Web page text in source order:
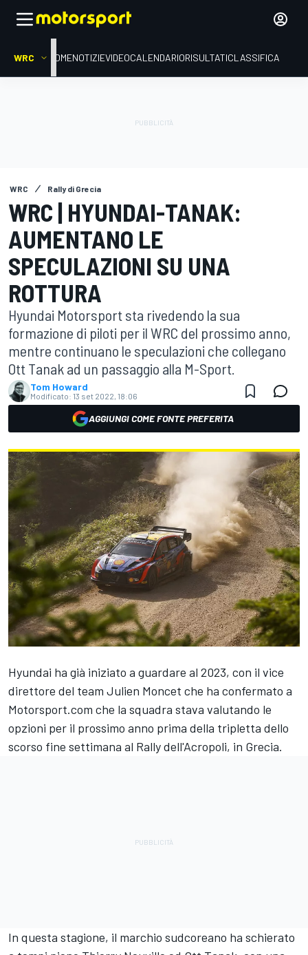
WRC HOMENOTIZIEVIDEOCALENDARIORISULTATICLASSIFICA
WRC Rally di Grecia
WRC | HYUNDAI-TANAK:
AUMENTANO LE
SPECULAZIONI SU UNA
ROTTURA
Hyundai Motorsport sta rivedendo la sua
formazione di piloti per il WRC del prossimo anno,
mentre continuano le speculazioni che collegano
Ott Tanak ad un passaggio alla M-Sport.
Tom Howard
Modificato: 13 set 2022, 18:06
AGGIUNGI COME FONTE PREFERITA
Hyundai ha già iniziato a guardare al 2023, con il vice
direttore del team Julien Moncet che ha confermato a
Motorsport.com che la squadra stava valutando le
opzioni per il prossimo anno prima della tripletta dello
scorso fine settimana al Rally dell'Acropoli, in Grecia.
In questa stagione, il marchio sudcoreano ha schierato